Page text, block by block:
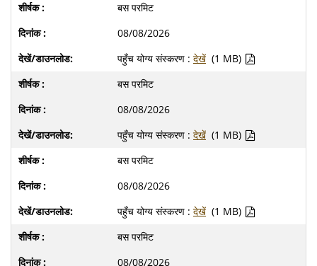
बस परमिट
08/08/2026
पहुँच योग्य संस्करण : देखें (1 MB)
बस परमिट
08/08/2026
पहुँच योग्य संस्करण : देखें (1 MB)
बस परमिट
08/08/2026
पहुँच योग्य संस्करण : देखें (1 MB)
बस परमिट
08/08/2026